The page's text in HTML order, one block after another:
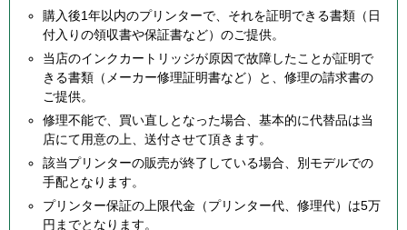
購入後1年以内のプリンターで、それを証明できる書類（日
付入りの領収書や保証書など）のご提供。
当店のインクカートリッジが原因で故障したことが証明で
きる書類（メーカー修理証明書など）と、修理の請求書の
ご提供。
修理不能で、買い直しとなった場合、基本的に代替品は当
店にて用意の上、送付させて頂きます。
該当プリンターの販売が終了している場合、別モデルでの
手配となります。
プリンター保証の上限代金（プリンター代、修理代）は5万
円までとなります。